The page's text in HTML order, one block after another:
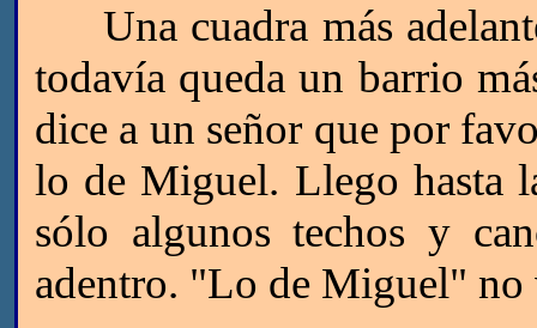
Una cuadra más
todavía queda un barrio
dice a un señor que por
lo de Miguel. Llego hasta
sólo algunos techos y
adentro. "Lo de Miguel" no